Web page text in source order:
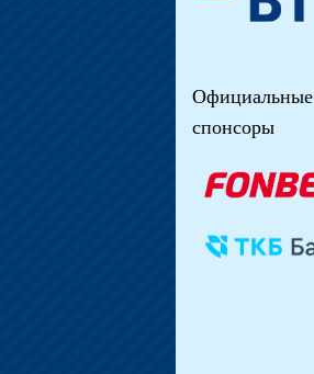
Официальные
спонсоры